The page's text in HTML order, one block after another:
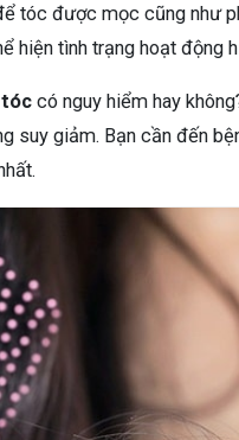
tóc được mọc cũng như
hiện tình trạng hoạt động
tóc có nguy hiểm hay
suy giảm. Bạn cần đến